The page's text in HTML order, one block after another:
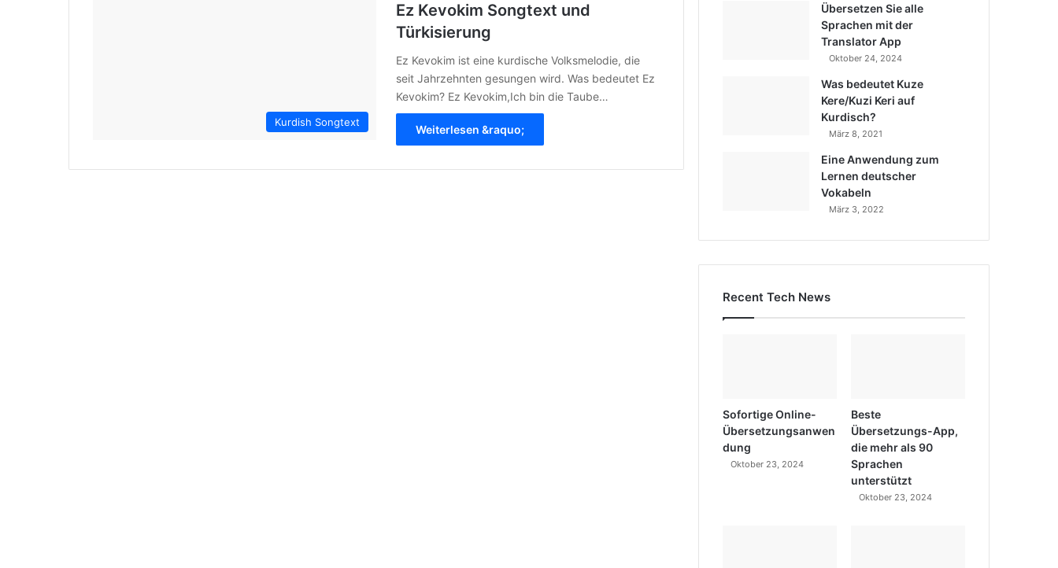
Kurdish Songtext
Ez Kevokim Songtext und
Türkisierung
Ez Kevokim ist eine kurdische Volksmelodie, die
seit Jahrzehnten gesungen wird. Was bedeutet Ez
Kevokim? Ez Kevokim,Ich bin die Taube…
Weiterlesen &raquo;
Übersetzen Sie alle
Sprachen mit der
Translator App
Oktober 24, 2024
Was bedeutet Kuze
Kere/Kuzi Keri auf
Kurdisch?
März 8, 2021
Eine Anwendung zum
Lernen deutscher
Vokabeln
März 3, 2022
Recent Tech News
Sofortige Online-
Übersetzungsanwen
dung
Oktober 23, 2024
Beste
Übersetzungs-App,
die mehr als 90
Sprachen
unterstützt
Oktober 23, 2024